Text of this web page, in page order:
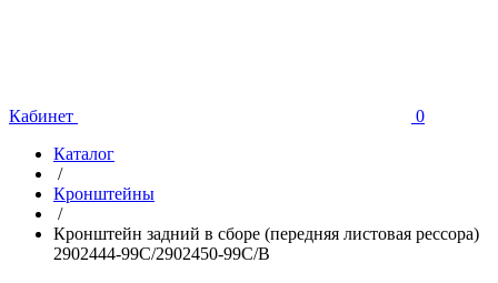
Кабинет
0
Каталог
/
Кронштейны
/
Кронштейн задний в сборе (передняя листовая рессора)
2902444-99C/2902450-99C/B